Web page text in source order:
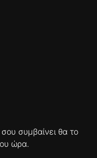
συμβαίνει θα το
ώρα.